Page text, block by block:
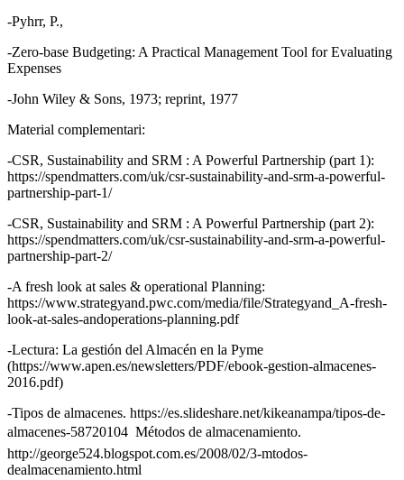
-Pyhrr, P.,
-Zero-base Budgeting: A Practical Management Tool for Evaluating
Expenses
-John Wiley & Sons, 1973; reprint, 1977
Material complementari:
-CSR, Sustainability and SRM : A Powerful Partnership (part 1):
https://spendmatters.com/uk/csr-sustainability-and-srm-a-powerful-
partnership-part-1/
-CSR, Sustainability and SRM : A Powerful Partnership (part 2):
https://spendmatters.com/uk/csr-sustainability-and-srm-a-powerful-
partnership-part-2/
-A fresh look at sales & operational Planning:
https://www.strategyand.pwc.com/media/file/Strategyand_A-fresh-
look-at-sales-andoperations-planning.pdf
-Lectura: La gestión del Almacén en la Pyme
(https://www.apen.es/newsletters/PDF/ebook-gestion-almacenes-
2016.pdf)
-Tipos de almacenes. https://es.slideshare.net/kikeanampa/tipos-de-
almacenes-58720104  Métodos de almacenamiento.
http://george524.blogspot.com.es/2008/02/3-mtodos-
dealmacenamiento.html